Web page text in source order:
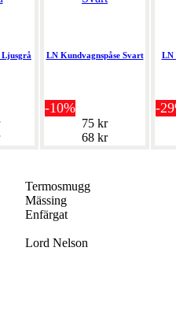
Ljusgrå LN Kundvagnspåse Svart
-10%
75 kr
68 kr
LN
-
Termosmugg
Mässing
Enfärgat
Lord Nelson